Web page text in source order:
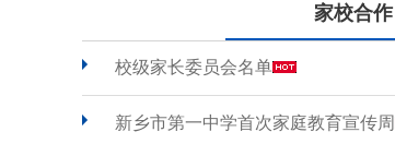
家校合作
校级家长委员会名单
新乡市第一中学首次家庭教育宣传周